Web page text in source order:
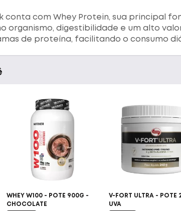
conta com Whey Protein, sua principal
organismo, digestibilidade e um alto
de proteína, facilitando o consumo
WHEY W100 - POTE 900G -
CHOCOLATE
V-FORT ULTRA - POTE
UVA